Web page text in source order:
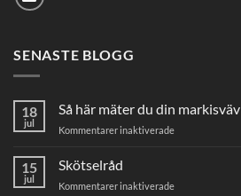
SENASTE BLOGG
18
jul
Så här mäter du din markisväv
Kommentarer inaktiveradeför
du
15
jul
Skötselråd
Kommentarer inaktiveradeför